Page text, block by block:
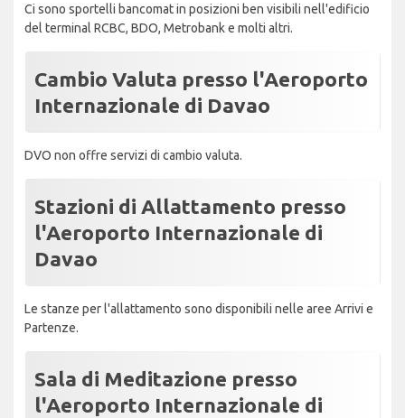
Ci sono sportelli bancomat in posizioni ben visibili nell'edificio
del terminal RCBC, BDO, Metrobank e molti altri.
Cambio Valuta presso l'Aeroporto
Internazionale di Davao
DVO non offre servizi di cambio valuta.
Stazioni di Allattamento presso
l'Aeroporto Internazionale di
Davao
Le stanze per l'allattamento sono disponibili nelle aree Arrivi e
Partenze.
Sala di Meditazione presso
l'Aeroporto Internazionale di